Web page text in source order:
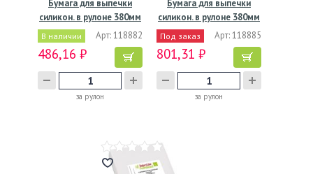
Бумага для выпечки
силикон. в рулоне 380мм
х…
В наличии Арт: 118882
486,16 ₽
за рулон
Бумага для выпечки
силикон. в рулоне 380мм
х…
Под заказ Арт: 118885
801,31 ₽
за рулон